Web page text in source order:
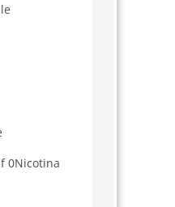
0Nicotina